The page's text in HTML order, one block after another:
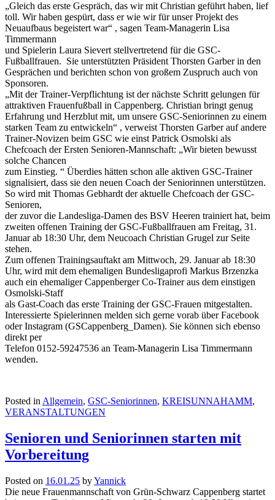
„Gleich das erste Gespräch, das wir mit Christian geführt haben, lief
toll. Wir haben gespürt, dass er wie wir für unser Projekt des
Neuaufbaus begeistert war“ , sagen Team-Managerin Lisa
Timmermann
und Spielerin Laura Sievert stellvertretend für die GSC-
Fußballfrauen. Sie unterstützten Präsident Thorsten Garber in den
Gesprächen und berichten schon von großem Zuspruch auch von
Sponsoren.
„Mit der Trainer-Verpflichtung ist der nächste Schritt gelungen für
attraktiven Frauenfußball in Cappenberg. Christian bringt genug
Erfahrung und Herzblut mit, um unsere GSC-Seniorinnen zu einem
starken Team zu entwickeln“ , verweist Thorsten Garber auf andere
Trainer-Novizen beim GSC wie einst Patrick Osmolski als
Chefcoach der Ersten Senioren-Mannschaft: „Wir bieten bewusst
solche Chancen
zum Einstieg. “ Überdies hätten schon alle aktiven GSC-Trainer
signalisiert, dass sie den neuen Coach der Seniorinnen unterstützen.
So wird mit Thomas Gebhardt der aktuelle Chefcoach der GSC-
Senioren,
der zuvor die Landesliga-Damen des BSV Heeren trainiert hat, beim
zweiten offenen Training der GSC-Fußballfrauen am Freitag, 31.
Januar ab 18:30 Uhr, dem Neucoach Christian Grugel zur Seite
stehen.
Zum offenen Trainingsauftakt am Mittwoch, 29. Januar ab 18:30
Uhr, wird mit dem ehemaligen Bundesligaprofi Markus Brzenzka
auch ein ehemaliger Cappenberger Co-Trainer aus dem einstigen
Osmolski-Staff
als Gast-Coach das erste Training der GSC-Frauen mitgestalten.
Interessierte Spielerinnen melden sich gerne vorab über Facebook
oder Instagram (GSCappenberg_Damen). Sie können sich ebenso
direkt per
Telefon 0152-59247536 an Team-Managerin Lisa Timmermann
wenden.
Posted in Allgemein, GSC-Seniorinnen, KREISUNNAHAMM,
VERANSTALTUNGEN
Senioren und Seniorinnen starten mit
Vorbereitung
Posted on 16.01.25 byYannick
Die neue Frauenmannschaft von Grün-Schwarz Cappenberg startet